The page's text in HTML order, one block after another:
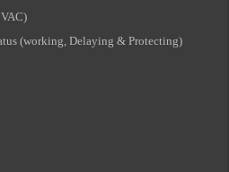
(working, Delaying & Protecting)